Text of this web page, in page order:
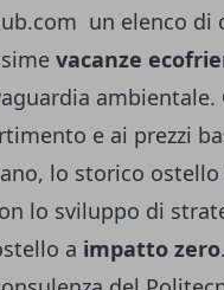
un elenco di
vacanze
ambientale.
e ai prezzi
lo storico ostello
lo sviluppo di
a impatto zero